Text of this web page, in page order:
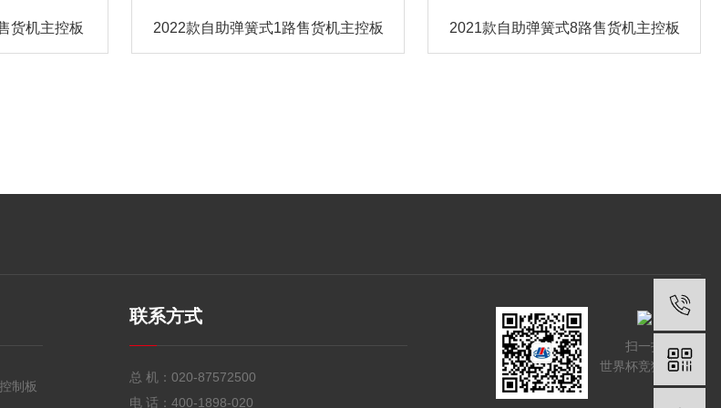
货机主控板 2022款自助弹簧式1路售货机主控板 2021款自助弹簧式8路售货机主控板
制板
联系方式
总 机： 020-87572500
电 话： 400-1898-020
扫一扫
世界杯竞猜网站